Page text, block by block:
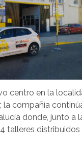
centro en la
la compañía
donde, junto a
talleres distribuidos